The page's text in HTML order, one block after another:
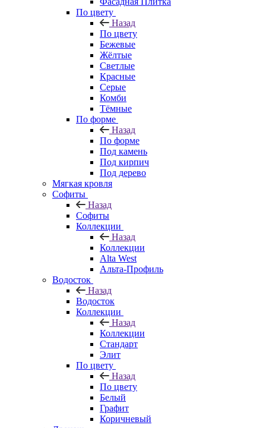
По цвету
Назад
По цвету
Бежевые
Жёлтые
Светлые
Красные
Серые
Комби
Тёмные
По форме
Назад
По форме
Под камень
Под кирпич
Под дерево
Мягкая кровля
Софиты
Назад
Софиты
Коллекции
Назад
Коллекции
Alta West
Альта-Профиль
Водосток
Назад
Водосток
Коллекции
Назад
Коллекции
Стандарт
Элит
По цвету
Назад
По цвету
Белый
Графит
Коричневый